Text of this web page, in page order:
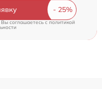
Вы соглашаетесь cполитикой